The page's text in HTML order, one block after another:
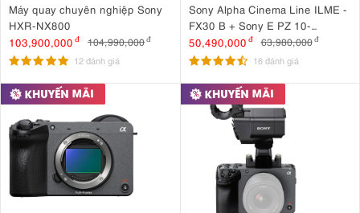
Máy quay chuyên nghiệp Sony
HXR-NX800
103,900,000 đ 104,990,000đ
12 đánh giá
Sony Alpha Cinema Line ILME -
FX30 B + Sony E PZ 10-
20mm F4 G
50,490,000 đ 63,980,000 đ
16 đánh giá